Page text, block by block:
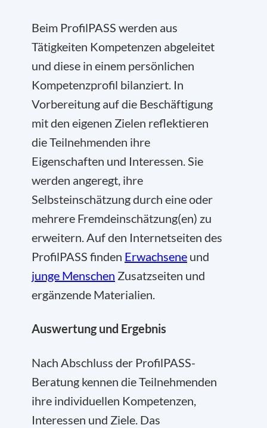
Beim ProfilPASS werden aus
Tätigkeiten Kompetenzen abgeleitet
und diese in einem persönlichen
Kompetenzprofil bilanziert. In
Vorbereitung auf die Beschäftigung
mit den eigenen Zielen reflektieren
die Teilnehmenden ihre
Eigenschaften und Interessen. Sie
werden angeregt, ihre
Selbsteinschätzung durch eine oder
mehrere Fremdeinschätzung(en) zu
erweitern. Auf den Internetseiten des
ProfilPASS finden Erwachsene und
junge Menschen Zusatzseiten und
ergänzende Materialien.
Auswertung und Ergebnis
Nach Abschluss der ProfilPASS-
Beratung kennen die Teilnehmenden
ihre individuellen Kompetenzen,
Interessen und Ziele. Das